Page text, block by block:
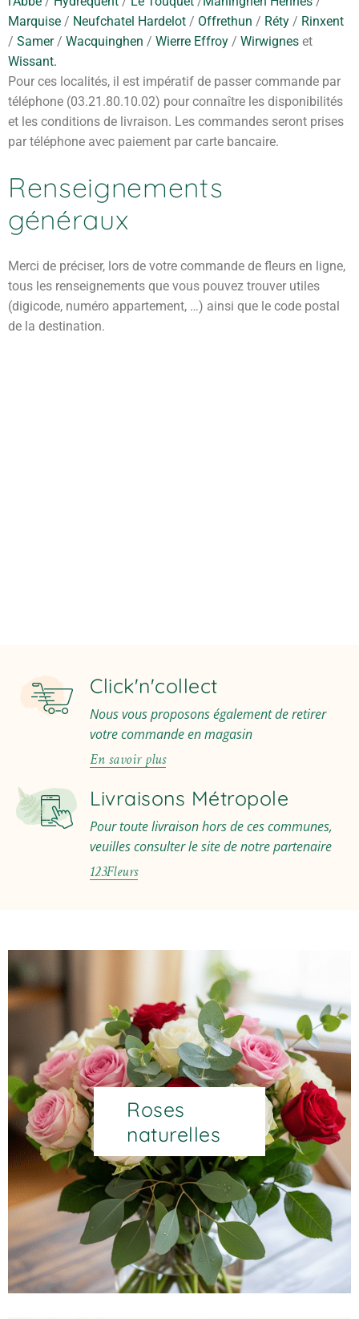
Marquise / Neufchatel Hardelot / Offrethun / Réty / Rinxent
/ Samer/ Wacquinghen / Wierre Effroy / Wirwignes et
Wissant.
Pour ces localités, il est impératif de passer commande par
téléphone (03.21.80.10.02) pour connaître les disponibilités
et les conditions de livraison. Les commandes seront prises
par téléphone avec paiement par carte bancaire.
Renseignements
généraux
Merci de préciser, lors de votre commande de fleurs en ligne,
tous les renseignements que vous pouvez trouver utiles
(digicode, numéro appartement, …) ainsi que le code postal
de la destination.
Click'n'collect
Nous vous proposons également de retirer
votre commande en magasin
En savoir plus
Livraisons Métropole
Pour toute livraison hors de ces communes,
veuilles consulter le site de notre partenaire
123Fleurs
Roses
naturelles